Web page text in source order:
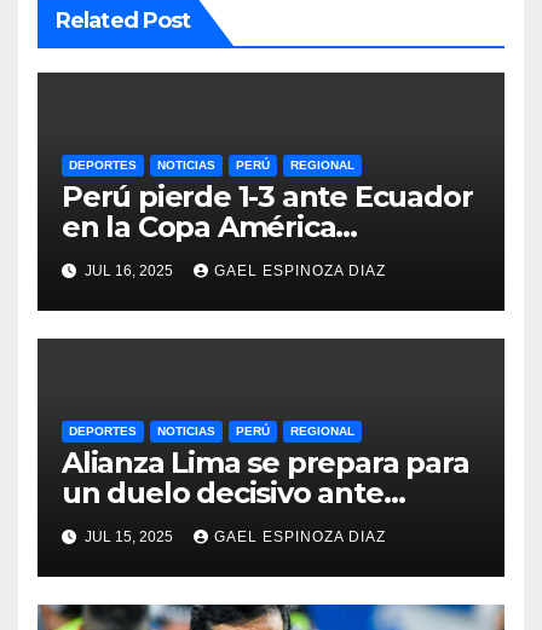
Related Post
DEPORTES NOTICIAS PERÚ REGIONAL
Perú pierde 1-3 ante Ecuador
en la Copa América
Femenina y lidera el Grupo A
JUL 16, 2025 GAEL ESPINOZA DIAZ
DEPORTES NOTICIAS PERÚ REGIONAL
Alianza Lima se prepara para
un duelo decisivo ante
Gremio por la Sudamericana
2025
JUL 15, 2025 GAEL ESPINOZA DIAZ